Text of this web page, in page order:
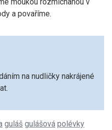
a povaříme.
na nudličky nakrájené
guláš gulášová polévky